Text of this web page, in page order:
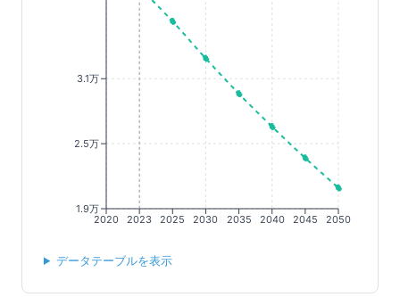
2020 2023 2025 2030 2035 2040 2045 2050
1.9万
2.5万
3.1万
データテーブルを表示